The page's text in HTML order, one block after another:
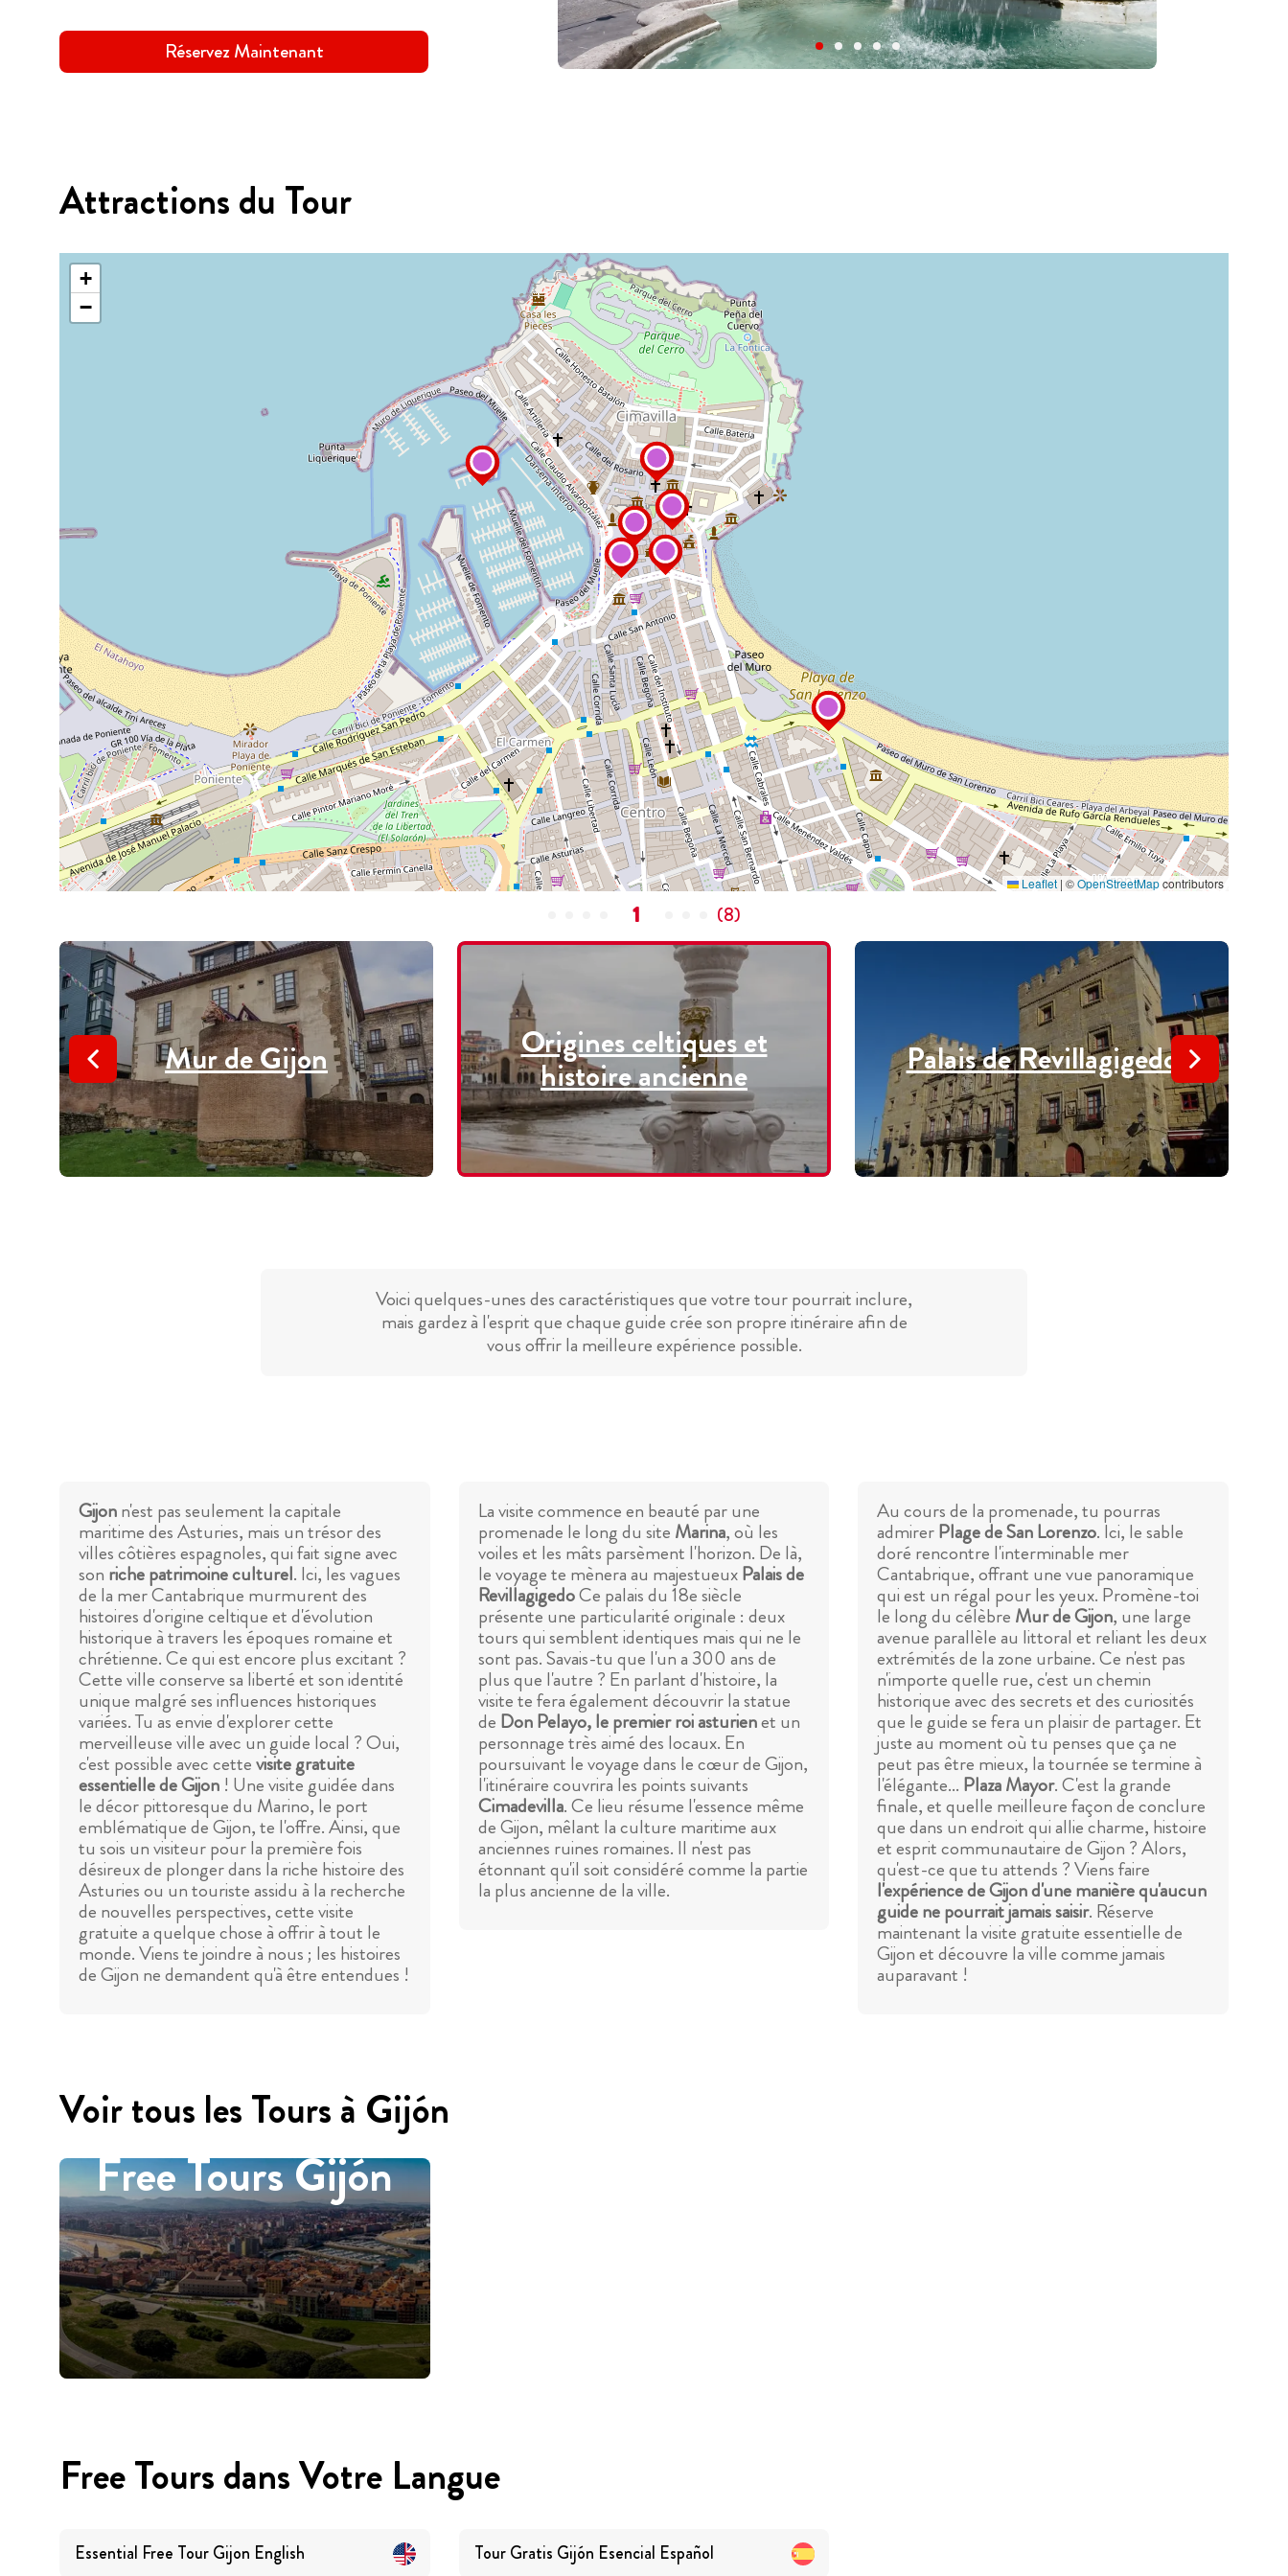
Réservez Maintenant
Attractions du Tour
+
−
Leaflet | ©OpenStreetMapcontributors
1 (8)
Mur de Gijon Origines celtiques et
histoire ancienne Palais de Revillagigedo
Voici quelques-unes des caractéristiques que votre tour pourrait inclure,
mais gardez à l'esprit que chaque guide crée son propre itinéraire afin de
vous offrir la meilleure expérience possible.
Gijonn'est pas seulement la capitale
maritime des Asturies, mais un trésor des
villes côtières espagnoles, qui fait signe avec
son riche patrimoine culturel. Ici, les vagues
de la mer Cantabrique murmurent des
histoires d'origine celtique et d'évolution
historique à travers les époques romaine et
chrétienne. Ce qui est encore plus excitant ?
Cette ville conserve sa liberté et son identité
unique malgré ses influences historiques
variées. Tu as envie d'explorer cette
merveilleuse ville avec un guide local ? Oui,
c'est possible avec cettevisite gratuite
essentielle de Gijon ! Une visite guidée dans
le décor pittoresque du Marino, le port
emblématique de Gijon, te l'offre. Ainsi, que
tu sois un visiteur pour la première fois
désireux de plonger dans la riche histoire des
Asturies ou un touriste assidu à la recherche
de nouvelles perspectives, cette visite
gratuite a quelque chose à offrir à tout le
monde. Viens te joindre à nous ; les histoires
de Gijon ne demandent qu'à être entendues !
La visite commence en beauté par une
promenade le long du site Marina, où les
voiles et les mâts parsèment l'horizon. De là,
le voyage te mènera au majestueuxPalais de
RevillagigedoCe palais du 18e siècle
présente une particularité originale : deux
tours qui semblent identiques mais qui ne le
sont pas. Savais-tu que l'un a 300 ans de
plus que l'autre ? En parlant d'histoire, la
visite te fera également découvrir la statue
de Don Pelayo, le premier roi asturienet un
personnage très aimé des locaux. En
poursuivant le voyage dans le cœur de Gijon,
l'itinéraire couvrira les points suivants
Cimadevilla. Ce lieu résume l'essence même
de Gijon, mêlant la culture maritime aux
anciennes ruines romaines. Il n'est pas
étonnant qu'il soit considéré comme la partie
la plus ancienne de la ville.
Au cours de la promenade, tu pourras
admirerPlage de San Lorenzo. Ici, le sable
doré rencontre l'interminable mer
Cantabrique, offrant une vue panoramique
qui est un régal pour les yeux. Promène-toi
le long du célèbre Mur de Gijon, une large
avenue parallèle au littoral et reliant les deux
extrémités de la zone urbaine. Ce n'est pas
n'importe quelle rue, c'est un chemin
historique avec des secrets et des curiosités
que le guide se fera un plaisir de partager. Et
juste au moment où tu penses que ça ne
peut pas être mieux, la tournée se termine à
l'élégante... Plaza Mayor. C'est la grande
finale, et quelle meilleure façon de conclure
que dans un endroit qui allie charme, histoire
et esprit communautaire de Gijon ? Alors,
qu'est-ce que tu attends ? Viens faire
l'expérience de Gijon d'une manière qu'aucun
guide ne pourrait jamais saisir. Réserve
maintenant la visite gratuite essentielle de
Gijon et découvre la ville comme jamais
auparavant !
Voir tous les Tours à Gijón
Free Tours Gijón
Free Tours dans Votre Langue
Essential Free Tour Gijon English Tour Gratis Gijón Esencial Español